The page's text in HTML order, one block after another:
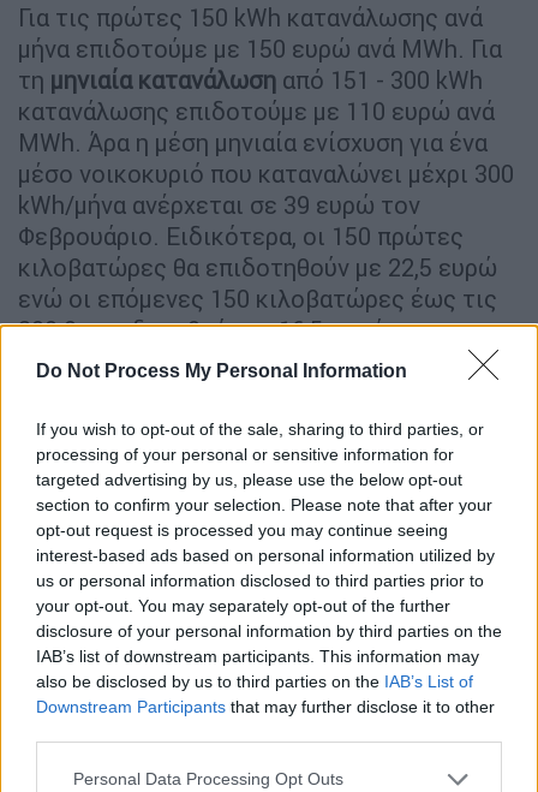
Do Not Process My Personal Information
If you wish to opt-out of the sale, sharing to third parties, or
processing of your personal or sensitive information for
targeted advertising by us, please use the below opt-out
section to confirm your selection. Please note that after your
opt-out request is processed you may continue seeing
interest-based ads based on personal information utilized by
us or personal information disclosed to third parties prior to
your opt-out. You may separately opt-out of the further
disclosure of your personal information by third parties on the
IAB’s list of downstream participants. This information may
also be disclosed by us to third parties on the IAB’s List of
Downstream Participants that may further disclose it to other
Please note that this website/app uses one or more Google
Personal Data Processing Opt Outs
Για τις πρώτες 150 kWh κατανάλωσης ανά
μήνα επιδοτούμε με 150 ευρώ ανά MWh. Για
τη μηνιαία κατανάλωση από 151 - 300 kWh
κατανάλωσης επιδοτούμε με 110 ευρώ ανά
MWh. Άρα η μέση μηνιαία ενίσχυση για ένα
μέσο νοικοκυριό που καταναλώνει μέχρι 300
kWh/μήνα ανέρχεται σε 39 ευρώ τον
Φεβρουάριο. Ειδικότερα, οι 150 πρώτες
κιλοβατώρες θα επιδοτηθούν με 22,5 ευρώ
ενώ οι επόμενες 150 κιλοβατώρες έως τις
300 θα επιδοτηθούν με 16,5 ευρώ.
Στα νοικοκυριά που είναι ενταγμένα στο
επιδότηση θα ανέλθει στα 170 ευρώ ανά
MWh για τις πρώτες 300 kWh της μηνιαίας
κατανάλωσης. Άρα, η μέση μηνιαία ενίσχυση
για το ΚΟΤ είναι 51 ευρώ.
Ηλεκτρική Ενέργεια - Επιδότηση σε
μη Οικιακά Τιμολόγια
Για τους επαγγελματικούς καταναλωτές
Τιμολόγια αγροτικά, εμπορικά, βιομηχανικά,
επαγγελματικά, κ.α.), οι οποίοι είναι
συμβεβλημένοι σε κυμαινόμενα τιμολόγια